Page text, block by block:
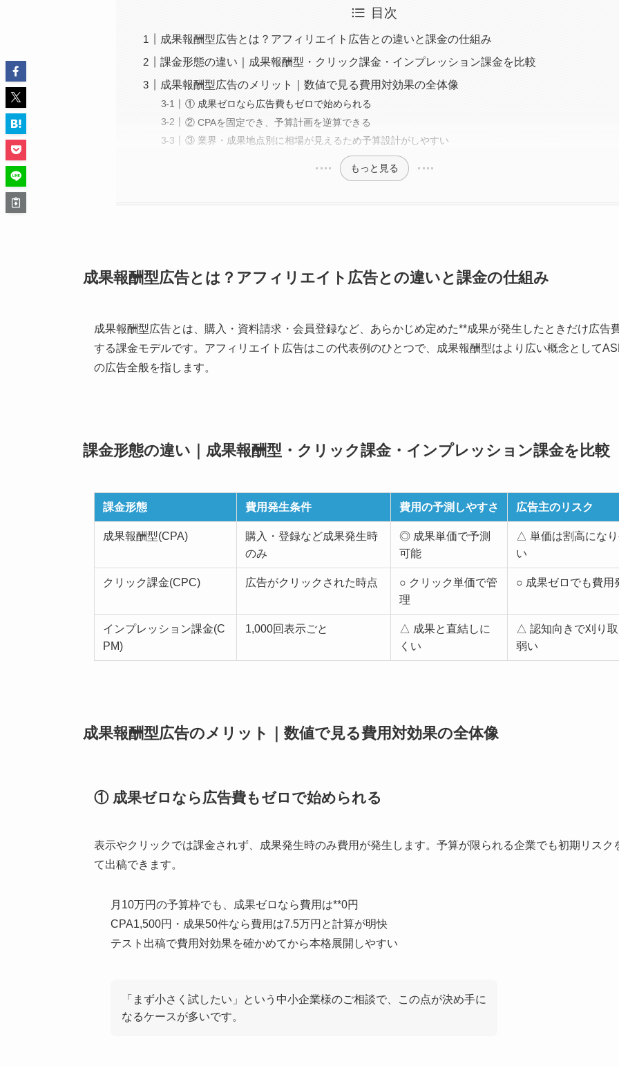
目次
成果報酬型広告とは？アフィリエイト広告との違いと課金の仕組み
課金形態の違い｜成果報酬型・クリック課金・インプレッション課金を比較
成果報酬型広告のメリット｜数値で見る費用対効果の全体像
① 成果ゼロなら広告費もゼロで始められる
② CPAを固定でき、予算計画を逆算できる
③ 業界・成果地点別に相場が見えるため予算設計がしやすい
もっと見る
成果報酬型広告とは？アフィリエイト広告との違いと課金の仕組み
成果報酬型広告とは、購入・資料請求・会員登録など、あらかじめ定めた**成果が発生したときだけ広告
する課金モデルです。アフィリエイト広告はこの代表例のひとつで、成果報酬型はより広い概念として
の広告全般を指します。
課金形態の違い｜成果報酬型・クリック課金・インプレッション課金を比較
課金形態 費用発生条件 費用の予測しやすさ 広告主のリスク
成果報酬型(CPA)
購入・登録など成果発生時
のみ
◎ 成果単価で予測
可能
△ 単価は割高にな
い
クリック課金(CPC) 広告がクリックされた時点
○ クリック単価で管
理
○ 成果ゼロでも費用
インプレッション課金(C
PM)
1,000回表示ごと
△ 成果と直結しに
くい
△ 認知向きで刈り
弱い
成果報酬型広告のメリット｜数値で見る費用対効果の全体像
① 成果ゼロなら広告費もゼロで始められる
表示やクリックでは課金されず、成果発生時のみ費用が発生します。予算が限られる企業でも初期リスク
て出稿できます。
月10万円の予算枠でも、成果ゼロなら費用は**0円
CPA1,500円・成果50件なら費用は7.5万円と計算が明快
テスト出稿で費用対効果を確かめてから本格展開しやすい
「まず小さく試したい」という中小企業様のご相談で、この点が決め手に
なるケースが多いです。